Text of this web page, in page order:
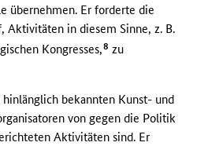
übernehmen. Er forderte die
Aktivitäten in diesem Sinne, z. B.
Kongresses,8 zu
bekannten Kunst- und
von gegen die Politik
Aktivitäten sind. Er